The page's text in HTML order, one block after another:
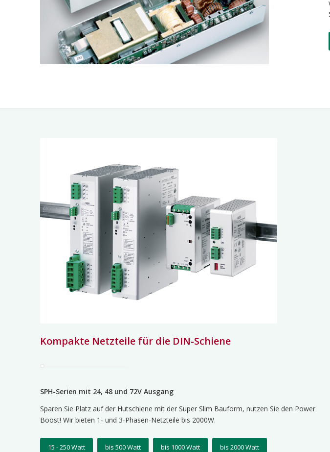
Kompakte Netzteile für die DIN-Schiene
SPH-Serien mit 24, 48 und 72V Ausgang
Sparen Sie Platz auf der Hutschiene mit der Super Slim Bauform, nutzen Sie den Power
Boost! Wir bieten 1- und 3-Phasen-Netzteile bis 2000W.
15 - 250 Watt bis 500 Watt bis 1000 Watt bis 2000 Watt